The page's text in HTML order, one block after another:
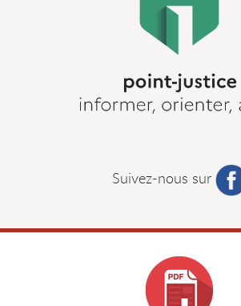
Suivez-nous sur